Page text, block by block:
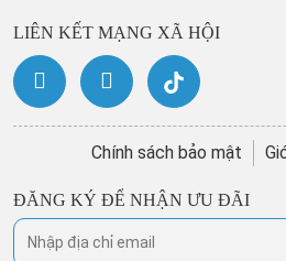
LIÊN KẾT MẠNG XÃ HỘI
Chính sách bảo mật
ĐĂNG KÝ ĐỂ NHẬN ƯU ĐÃI